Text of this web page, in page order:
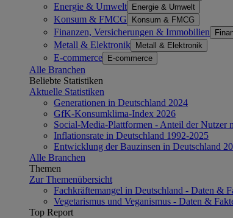
Energie & Umwelt Energie & Umwelt
Konsum & FMCG Konsum & FMCG
Finanzen, Versicherungen & Immobilien
Metall & Elektronik Metall & Elektronik
E-commerce E-commerce
Alle Branchen
Beliebte Statistiken
Aktuelle Statistiken
Generationen in Deutschland 2024
GfK-Konsumklima-Index 2026
Social-Media-Plattformen - Anteil der Nutzer
Inflationsrate in Deutschland 1992-2025
Entwicklung der Bauzinsen in Deutschland
Alle Branchen
Themen
Zur Themenübersicht
Fachkräftemangel in Deutschland - Daten &
Vegetarismus und Veganismus - Daten &
Top Report